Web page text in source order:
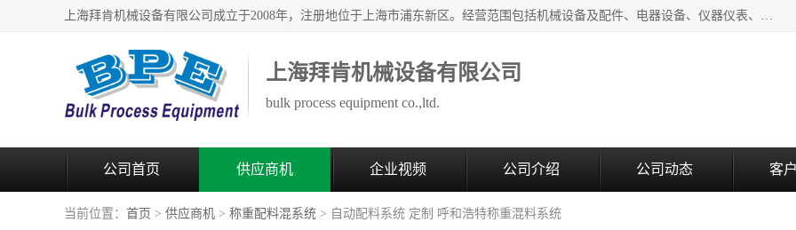
上海拜肯机械设备有限公司成立于2008年，注册地位于上海市浦东新区。经营范围包括机械设备及配件、电器设备、仪器仪表、化工原料及产品、软件及辅助设备，机械设备及配件的制造、加工等；主要产品有：气力输送，小袋倒袋站，吨袋倒袋站，倒桶机，集装箱卸料系统，Z型斗式输送机，螺旋输送机，管链输送机，真空上料机，流化器，配混料系统，软管等。
上海拜肯机械设备有限公司
bulk process equipment co.,ltd.
公司首页 供应商机 企业视频 公司介绍 公司动态 客
当前位置： 首页 > 供应商机 > 称重配料混系统 > 自动配料系统 定制 呼和浩特称重混料系统